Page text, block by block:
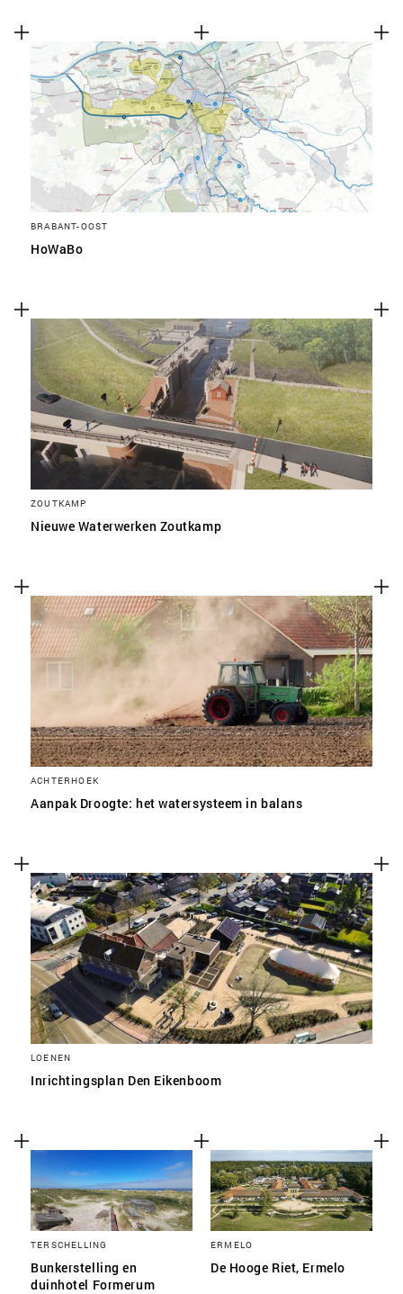
BRABANT-OOST
HoWaBo
ZOUTKAMP
Nieuwe Waterwerken Zoutkamp
ACHTERHOEK
Aanpak Droogte: het watersysteem in balans
LOENEN
Inrichtingsplan Den Eikenboom
TERSCHELLING
Bunkerstelling en
duinhotel Formerum
ERMELO
De Hooge Riet, Ermelo